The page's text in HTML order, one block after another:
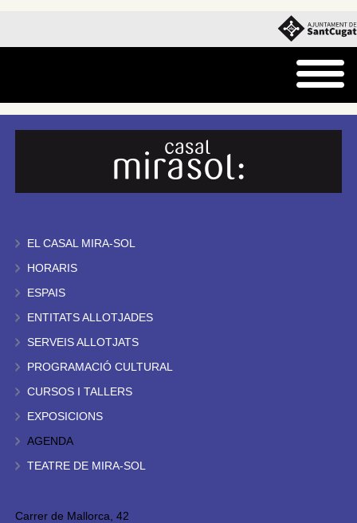
EL CASAL MIRA-SOL
HORARIS
ESPAIS
ENTITATS ALLOTJADES
SERVEIS ALLOTJATS
PROGRAMACIÓ CULTURAL
CURSOS I TALLERS
EXPOSICIONS
AGENDA
TEATRE DE MIRA-SOL
Carrer de Mallorca, 42